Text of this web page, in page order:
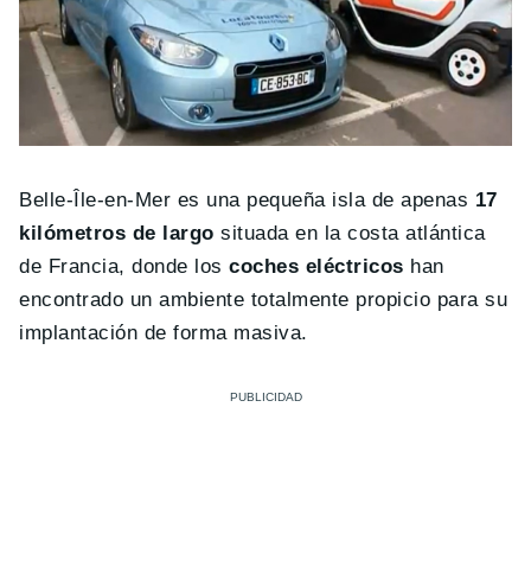
Belle-Île-en-Mer es una pequeña isla de apenas 17
kilómetros de largo situada en la costa atlántica
de Francia, donde los coches eléctricos han
encontrado un ambiente totalmente propicio para su
implantación de forma masiva.